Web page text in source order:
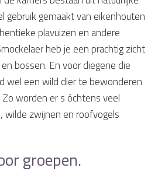
gebruik gemaakt van eikenhouten
plavuizen en andere
heb je een prachtig zicht
bossen. En voor diegene die
wel een wild dier te bewonderen
worden er s óchtens veel
wilde zwijnen en roofvogels
groepen.